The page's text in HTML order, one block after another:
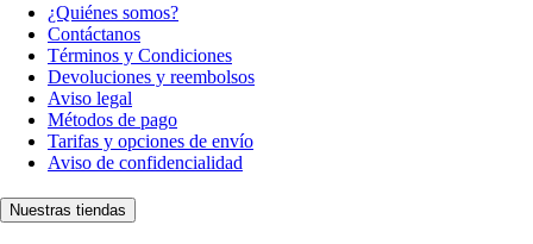
¿Quiénes somos?
Contáctanos
Términos y Condiciones
Devoluciones y reembolsos
Aviso legal
Métodos de pago
Tarifas y opciones de envío
Aviso de confidencialidad
Nuestras tiendas